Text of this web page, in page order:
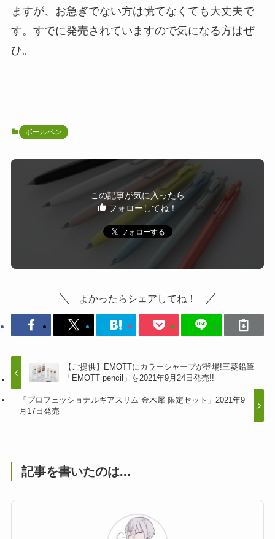
ますが、お急ぎでない方は慌てなくても大丈夫で
す。すでに発売されていますので気になる方はぜ
ひ。
ボールペン
この記事が気に入ったら
フォローしてね！
よかったらシェアしてね！
【ご提供】EMOTTにカラーシャープが登場!三菱鉛筆
「EMOTT pencil」を2021年9月24日発売!!
「プロフェッショナルギアスリム 金木犀 限定セット」2021年9
月17日発売
記事を書いたのは...